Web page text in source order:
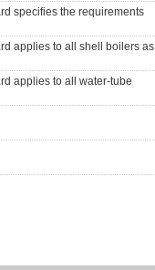
specifies the requirements
applies to all shell boilers as
applies to all water-tube